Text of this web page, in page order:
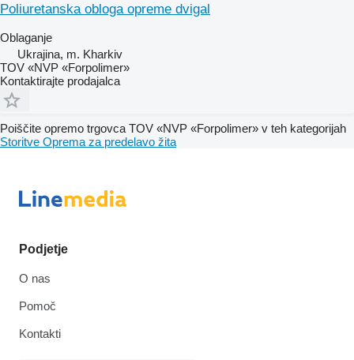
Poliuretanska obloga opreme dvigal
Oblaganje
Ukrajina, m. Kharkiv
TOV «NVP «Forpolimer»
Kontaktirajte prodajalca
Poiščite opremo trgovca TOV «NVP «Forpolimer» v teh kategorijah
Storitve Oprema za predelavo žita
Podjetje
O nas
Pomoč
Kontakti